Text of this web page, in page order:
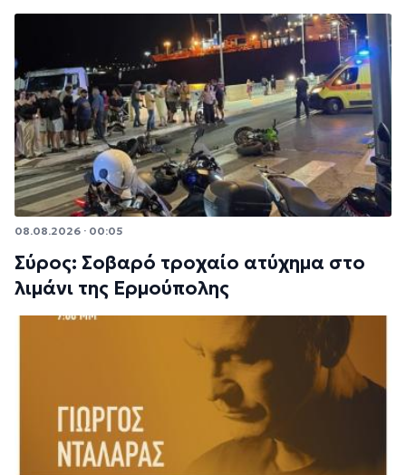
08.08.2026 · 00:05
Σύρος: Σοβαρό τροχαίο ατύχημα στο
λιμάνι της Ερμούπολης